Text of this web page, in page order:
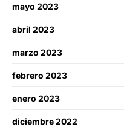
mayo 2023
abril 2023
marzo 2023
febrero 2023
enero 2023
diciembre 2022